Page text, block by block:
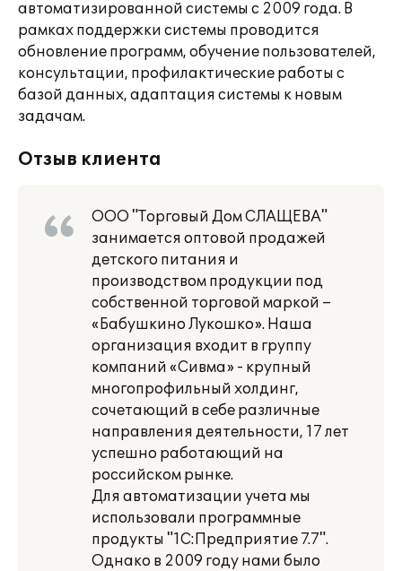
автоматизированной системы с 2009 года. В
рамках поддержки системы проводится
обновление программ, обучение пользователей,
консультации, профилактические работы с
базой данных, адаптация системы к новым
задачам.
Отзыв клиента
ООО "Торговый Дом СЛАЩЕВА"
занимается оптовой продажей
детского питания и
производством продукции под
собственной торговой маркой –
«Бабушкино Лукошко». Наша
организация входит в группу
компаний «Сивма» - крупный
многопрофильный холдинг,
сочетающий в себе различные
направления деятельности, 17 лет
успешно работающий на
российском рынке.
Для автоматизации учета мы
использовали программные
продукты "1С:Предприятие 7.7".
Однако в 2009 году нами было